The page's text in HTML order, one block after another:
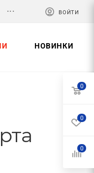
... ВОЙТИ
НОВИНКИ
0
0
0